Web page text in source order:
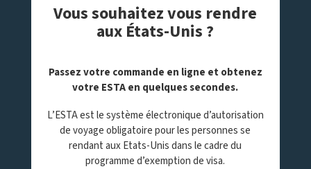
Vous souhaitez vous rendre
aux États-Unis ?
Passez votre commande en ligne et obtenez
votre ESTA en quelques secondes.
L’ESTA est le système électronique d’autorisation
de voyage obligatoire pour les personnes se
rendant aux Etats-Unis dans le cadre du
programme d’exemption de visa.